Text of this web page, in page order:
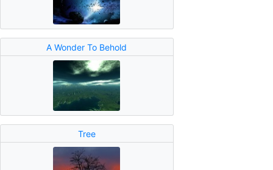
A Wonder To Behold
Tree